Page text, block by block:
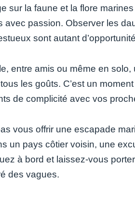
sur la faune et la flore
avec passion. Observer les
sont autant
entre amis ou même en
les goûts. C’est un
de complicité avec vos
vous offrir une escapade
un pays côtier voisin, une
à bord et laissez-vous
des vagues.